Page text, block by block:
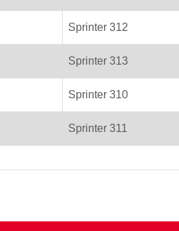
Sprinter 312
Sprinter 313
Sprinter 310
Sprinter 311